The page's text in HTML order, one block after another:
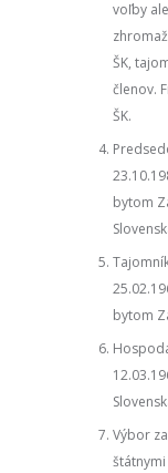
voľby
ŠK,
členov.
ŠK.
bytom
bytom
Výbor